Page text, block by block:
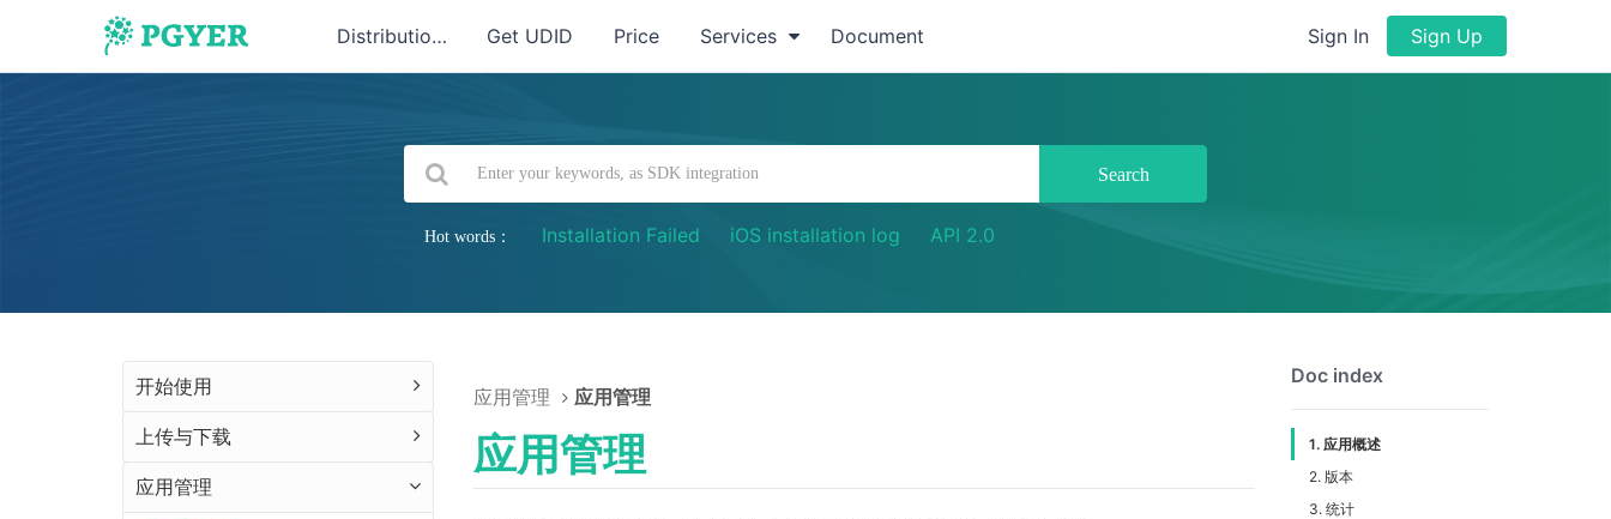
Distribution Get UDID Price Services Document Sign In Sign Up
Search
Hot words： Installation Failed iOS installation log API 2.0
开始使用
上传与下载
应用管理
应用管理 应用管理
应用管理
Doc index
1. 应用概述
2. 版本
3. 统计